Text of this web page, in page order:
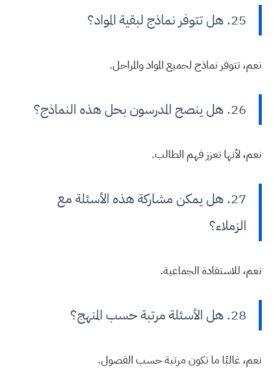
25. هل تتوفر نماذج لبقية المواد؟
نعم، تتوفر نماذج لجميع المواد والمراحل.
26. هل ينصح المدرسون بحل هذه النماذج؟
نعم، لأنها تعزز فهم الطالب.
27. هل يمكن مشاركة هذه الأسئلة مع
الزملاء؟
نعم، للاستفادة الجماعية.
28. هل الأسئلة مرتبة حسب المنهج؟
نعم، غالبًا ما تكون مرتبة حسب الفصول.